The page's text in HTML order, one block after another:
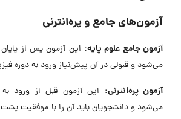
آزمون‌های جامع و پره‌انترنی
آزمون جامع علوم پایه: این آزمون پس از پایان
می‌شود و قبولی در آن پیش‌نیاز ورود به دوره
آزمون پره‌انترنی: این آزمون قبل از ورود به
می‌شود و دانشجویان باید آن را با موفقیت پشت